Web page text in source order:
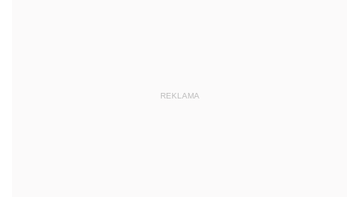
REKLAMA